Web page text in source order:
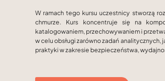
W ramach tego kursu uczestnicy stworzą
chmurze. Kurs koncentruje się na
katalogowaniem, przechowywaniem i
w celu obsługi zarówno zadań
praktyki w zakresie bezpieczeństwa,